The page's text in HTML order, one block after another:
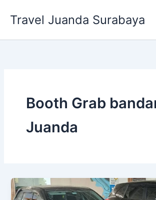
Travel Juanda Surabaya
Booth Grab
Juanda